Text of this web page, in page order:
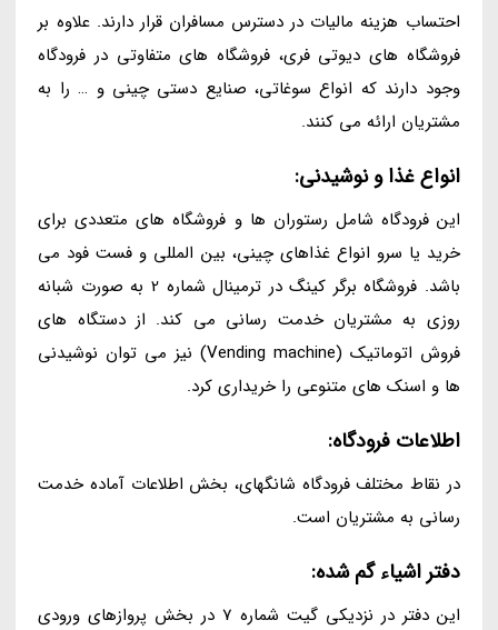
احتساب هزینه مالیات در دسترس مسافران قرار دارند. علاوه بر
فروشگاه های دیوتی فری، فروشگاه های متفاوتی در فرودگاه
وجود دارند که انواع سوغاتی، صنایع دستی چینی و … را به
مشتریان ارائه می کنند.
انواع غذا و نوشیدنی:
این فرودگاه شامل رستوران ها و فروشگاه های متعددی برای
خرید یا سرو انواع غذاهای چینی، بین المللی و فست فود می
باشد. فروشگاه برگر کینگ در ترمینال شماره 2 به صورت شبانه
روزی به مشتریان خدمت رسانی می کند. از دستگاه های
فروش اتوماتیک (Vending machine) نیز می توان نوشیدنی
ها و اسنک های متنوعی را خریداری کرد.
اطلاعات فرودگاه:
در نقاط مختلف فرودگاه شانگهای، بخش اطلاعات آماده خدمت
رسانی به مشتریان است.
دفتر اشیاء گم شده:
این دفتر در نزدیکی گیت شماره 7 در بخش پروازهای ورودی